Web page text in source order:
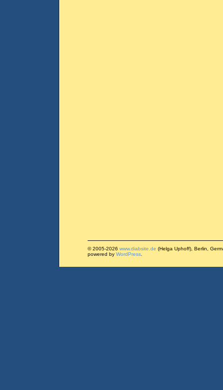
© 2005-2026 www.diabsite.de (Helga Uphoff), Berlin,
powered by WordPress.